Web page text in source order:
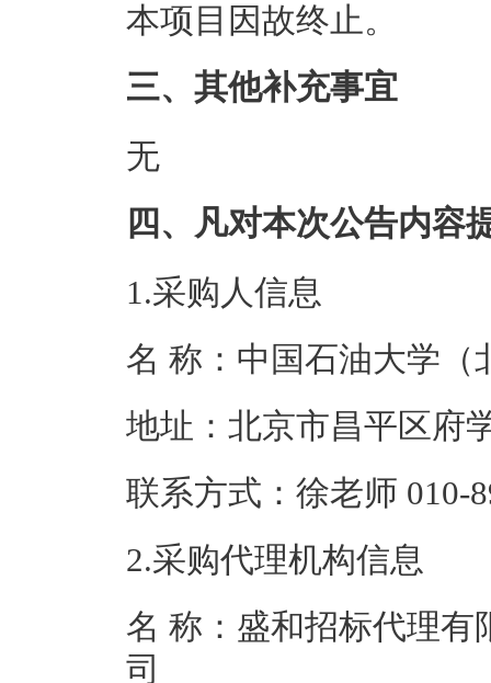
本项目因故终止。
三、其他补充事宜
无
四、凡对本次公告内容
1.采购人信息
名 称：中国石油
地址：北京市
联系方式：徐老
2.采购代理机构信息
名 称：盛和招标代理有